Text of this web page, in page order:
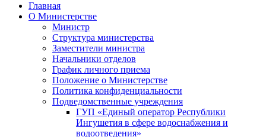
Главная
О Министерстве
Министр
Cтруктура министерства
Заместители министра
Начальники отделов
График личного приема
Положение о Министерстве
Политика конфиденциальности
Подведомственные учреждения
ГУП «Единый оператор Республики
Ингушетия в сфере водоснабжения и
водоотведения»